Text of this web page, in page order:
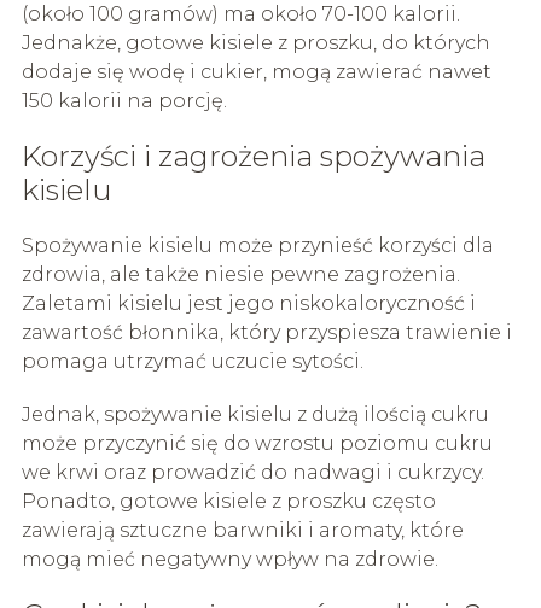
(około 100 gramów) ma około 70-100 kalorii.
Jednakże, gotowe kisiele z proszku, do których
dodaje się wodę i cukier, mogą zawierać nawet
150 kalorii na porcję.
Korzyści i zagrożenia spożywania
kisielu
Spożywanie kisielu może przynieść korzyści dla
zdrowia, ale także niesie pewne zagrożenia.
Zaletami kisielu jest jego niskokaloryczność i
zawartość błonnika, który przyspiesza trawienie i
pomaga utrzymać uczucie sytości.
Jednak, spożywanie kisielu z dużą ilością cukru
może przyczynić się do wzrostu poziomu cukru
we krwi oraz prowadzić do nadwagi i cukrzycy.
Ponadto, gotowe kisiele z proszku często
zawierają sztuczne barwniki i aromaty, które
mogą mieć negatywny wpływ na zdrowie.